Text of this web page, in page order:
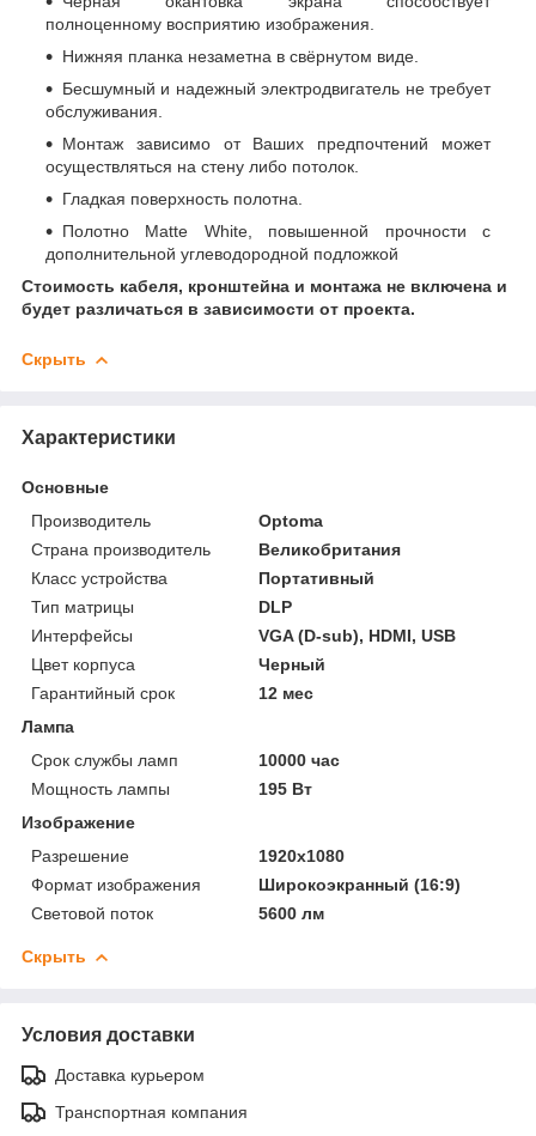
полноценному восприятию изображения.
Нижняя планка незаметна в свёрнутом виде.
Бесшумный и надежный электродвигатель не требует
обслуживания.
Монтаж зависимо от Ваших предпочтений может
осуществляться на стену либо потолок.
Гладкая поверхность полотна.
Полотно Matte White, повышенной прочности с
дополнительной углеводородной подложкой
Стоимость кабеля, кронштейна и монтажа не включена и
будет различаться в зависимости от проекта.
Скрыть
Характеристики
Основные
Производитель
Optoma
Страна производитель
Великобритания
Класс устройства
Портативный
Тип матрицы
DLP
Интерфейсы
VGA (D-sub), HDMI, USB
Цвет корпуса
Черный
Гарантийный срок
12 мес
Лампа
Срок службы ламп
10000 час
Мощность лампы
195 Вт
Изображение
Разрешение
1920x1080
Формат изображения
Широкоэкранный (16:9)
Световой поток
5600 лм
Скрыть
Условия доставки
Доставка курьером
Транспортная компания